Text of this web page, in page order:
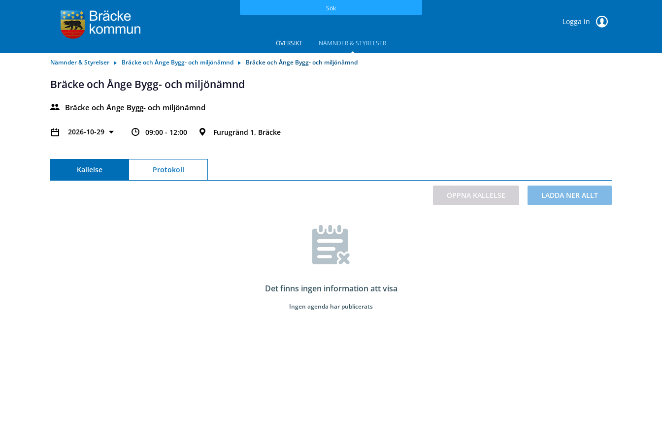
Sök
Logga in
ÖVERSIKT NÄMNDER & STYRELSER
Nämnder & Styrelser Bräcke och Ånge Bygg- och miljönämnd Bräcke och Ånge Bygg- och miljönämnd
Bräcke och Ånge Bygg- och miljönämnd
Bräcke och Ånge Bygg- och miljönämnd
2026-10-29 09:00 - 12:00 Furugränd 1, Bräcke
Kallelse Protokoll
ÖPPNA KALLELSE LADDA NER ALLT
Det finns ingen information att visa
Ingen agenda har publicerats